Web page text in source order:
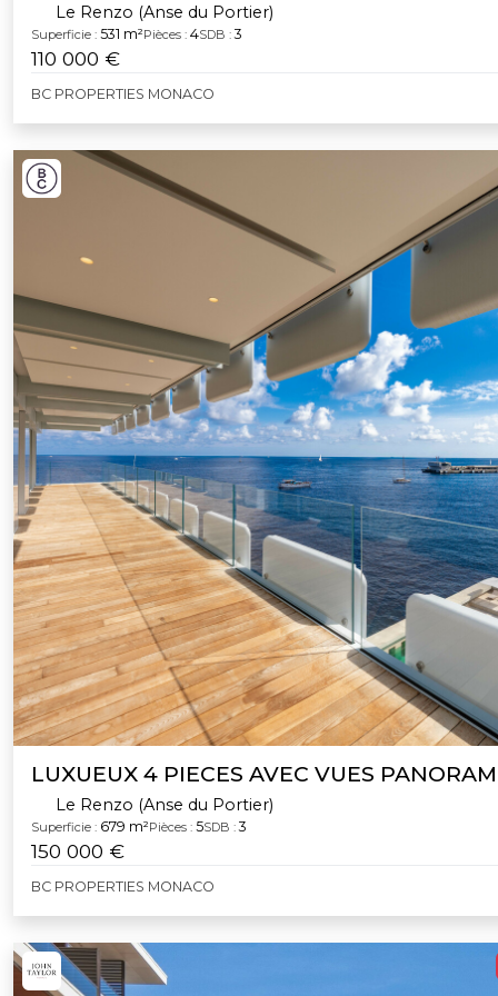
Le Renzo (Anse du Portier)
Superficie : 531 m²Pièces : 4SDB : 3
110 000 €
BC PROPERTIES MONACO
LUXUEUX 4 PIECES AVEC VUES
Le Renzo (Anse du Portier)
Superficie : 679 m²Pièces : 5SDB : 3
150 000 €
BC PROPERTIES MONACO